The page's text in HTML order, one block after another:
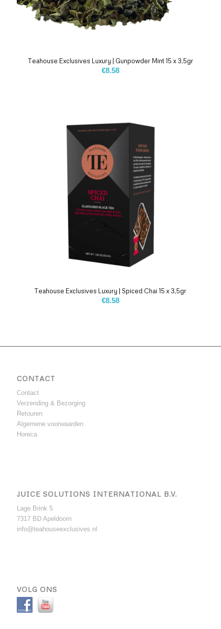
Teahouse Exclusives Luxury | Gunpowder Mint 15 x 3,5gr
€8.58
Teahouse Exclusives Luxury | Spiced Chai 15 x 3,5gr
€8.58
CONTACT
Contact
Verzending & Bezorging
Retouren
Algemene voorwaarden
Horeca
JUICE SOLUTIONS INTERNATIONAL B.V.
Lage Brink 5
7317 BD Apeldoorn
info@teahouseexclusives.nl
VOLG ONS